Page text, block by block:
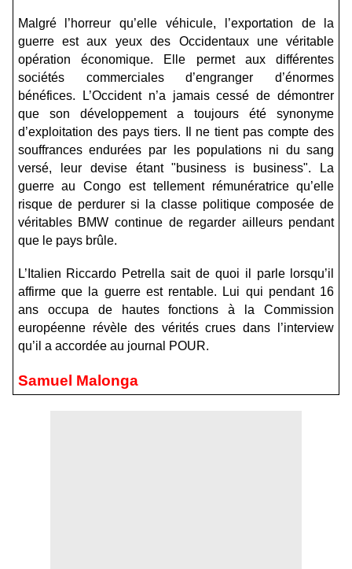
Malgré l’horreur qu’elle véhicule, l’exportation de la
guerre est aux yeux des Occidentaux une véritable
opération économique. Elle permet aux différentes
sociétés commerciales d’engranger d’énormes
bénéfices. L’Occident n’a jamais cessé de démontrer
que son développement a toujours été synonyme
d’exploitation des pays tiers. Il ne tient pas compte des
souffrances endurées par les populations ni du sang
versé, leur devise étant "business is business". La
guerre au Congo est tellement rémunératrice qu’elle
risque de perdurer si la classe politique composée de
véritables BMW continue de regarder ailleurs pendant
que le pays brûle.
L’Italien Riccardo Petrella sait de quoi il parle lorsqu’il
affirme que la guerre est rentable. Lui qui pendant 16
ans occupa de hautes fonctions à la Commission
européenne révèle des vérités crues dans l’interview
qu’il a accordée au journal POUR.
Samuel Malonga